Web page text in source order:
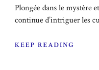
Plongée dans le mystère
continue d’intriguer les
KEEP READING